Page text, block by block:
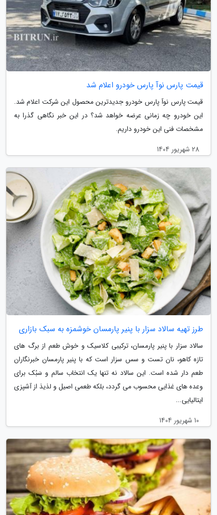
قیمت پارس نوآ پارس خودرو اعلام شد
قیمت پارس نوآ پارس خودرو جدیدترین محصول این شرکت اعلام شد.
این خودرو چه زمانی عرضه خواهد شد؟ در این خبر نگاهی گذرا به
مشخصات فنی این خودرو داریم.
28 شهریور 1404
طرز تهیه سالاد سزار با پنیر پارمسان خوشمزه به سبک بازاری
سالاد سزار با پنیر پارمسان، ترکیبی کلاسیک و خوش طعم از برگ های
تازه کاهو، نان تست و سس سزار است که با پنیر پارمسان خبرنگاران
طعم دار شده است. این سالاد نه تنها یک انتخاب سالم و سَبُک برای
وعده های غذایی محسوب می گردد، بلکه طعمی اصیل و لذیذ از آشپزی
ایتالیایی...
10 شهریور 1404